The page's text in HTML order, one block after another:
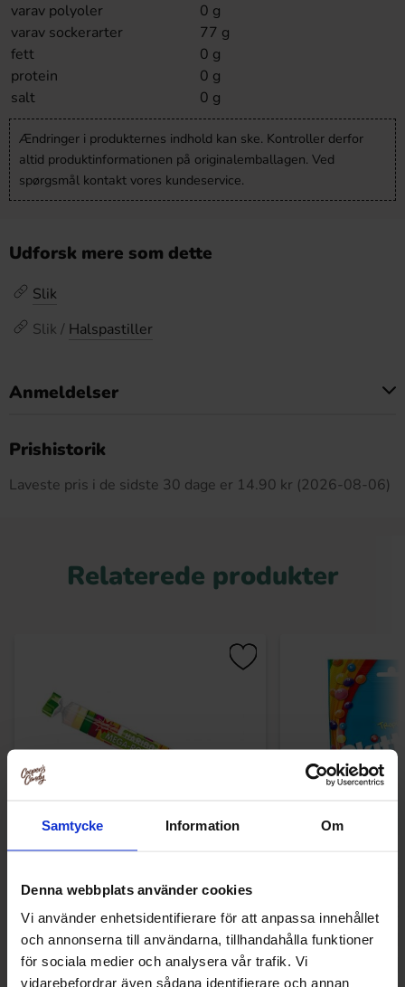
Samtycke Information Om
Denna webbplats använder cookies
Vi använder enhetsidentifierare för att anpassa innehållet
och annonserna till användarna, tillhandahålla funktioner
för sociala medier och analysera vår trafik. Vi
vidarebefordrar även sådana identifierare och annan
varav polyoler
0 g
varav sockerarter
77 g
fett
0 g
protein
0 g
salt
0 g
Ændringer i produkternes indhold kan ske. Kontroller derfor
altid produktinformationen på originalemballagen. Ved
spørgsmål kontakt vores kundeservice.
Udforsk mere som dette
Slik
Slik / Halspastiller
Anmeldelser
Prishistorik
Laveste pris i de sidste 30 dage er 14.90 kr (2026-08-06)
Relaterede produkter
6.90 kr